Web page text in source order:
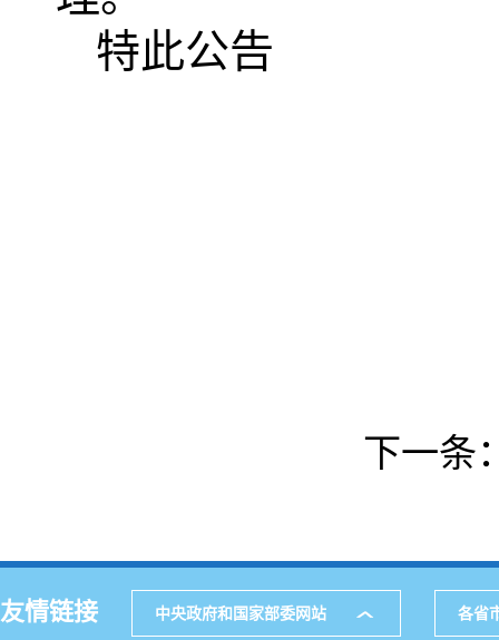
特此公告
下一条
友情链接 中央政府和国家部委网站 各省